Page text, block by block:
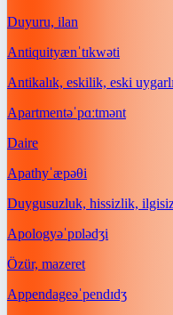
Duyuru, ilan
Antiquityænˈtɪkwəti
Antikalık, eskilik, eski
Apartmentəˈpɑːtmənt
Daire
Apathyˈæpəθi
Duygusuzluk, hissizlik,
Apologyəˈpɒlədʒi
Özür, mazeret
Appendageəˈpendɪdʒ